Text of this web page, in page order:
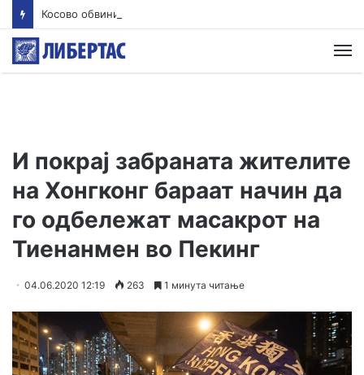
И покрај забраната жителите
на Хонгконг бараат начин да
го одбележат масакрот на
Тиенанмен во Пекинг
04.06.2020 12:19 263 1 минута читање